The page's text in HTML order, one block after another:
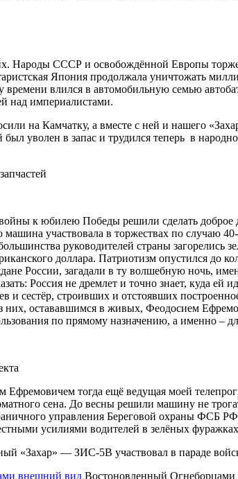
Народы СССР и освобождённой Европы
Япония продолжала уничтожать
влился в автомобильную семью
над империалистами.
на Камчатку, а вместе с ней и нашего
уволен в запас и трудился теперь в
к юбилею Победы решили сделать
участвовала в торжествах по случаю
руководителей страны
доллара. Патриотизм опустился до
России, загадали в ту волшебную ночь,
Россия не дремлет и точно знает, куда
и сестёр, строивших и отстоявших
них, остававшимся в живых, Феодосием
по прямому назначению, а именно –
Ефремовичем тогда ещё ведущая моей
сена. До весны решили машину не
управления Береговой охраны ФСБ
усилиями водителей в зелёных
«Захар» — ЗИС-5В участвовал в параде
Востоновленный